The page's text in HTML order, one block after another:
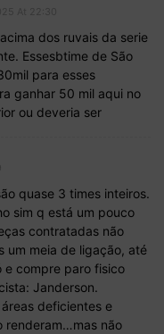
dos ruvais da serie
Essesbtime de São
para esses
ganhar 50 mil aqui no
ou deveria ser
quase 3 times inteiros.
sim q está um pouco
contratadas não
um meia de ligação, até
e compre paro fisico
Janderson.
deficientes e
renderam…mas não